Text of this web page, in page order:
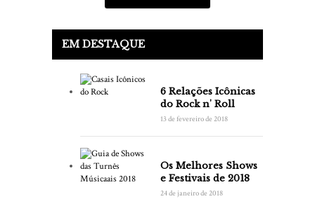
EM DESTAQUE
6 Relações Icônicas
do Rock n' Roll
13 de fevereiro de 2018
Os Melhores Shows
e Festivais de 2018
24 de janeiro de 2018